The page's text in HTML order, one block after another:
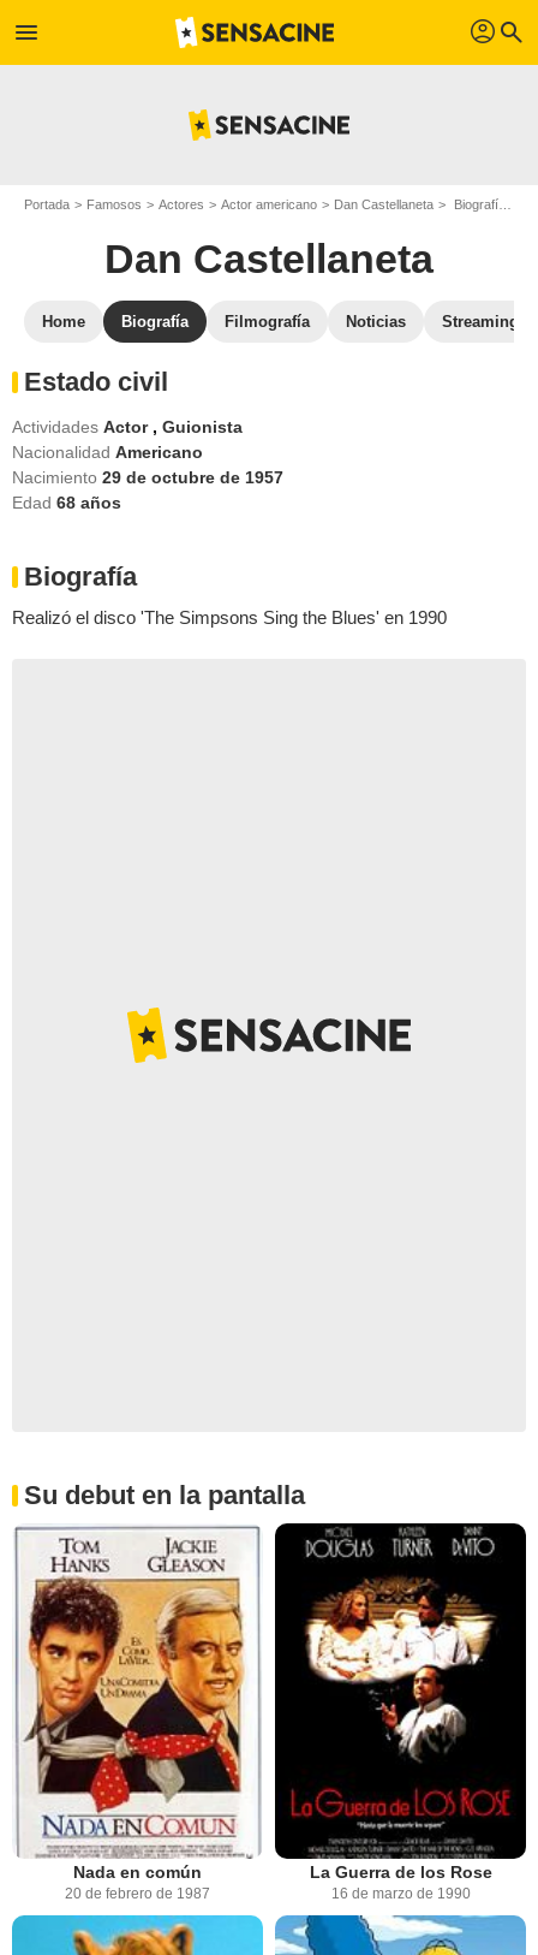
menu profil search
Portada Famosos Actores Actor americano Dan Castellaneta Biografía Dan Castellaneta
Dan Castellaneta
Home Biografía Filmografía Noticias Streaming
Estado civil
Actividades Actor , Guionista
Nacionalidad Americano
Nacimiento 29 de octubre de 1957
Edad 68 años
Biografía
Realizó el disco 'The Simpsons Sing the Blues' en 1990
Su debut en la pantalla
Nada en común
20 de febrero de 1987
La Guerra de los Rose
16 de marzo de 1990